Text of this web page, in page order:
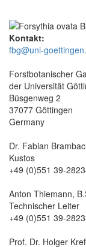
Kontakt:
fbg@uni-
Forstbotanischer
der Universität
Büsgenweg 2
37077 Göttingen
Germany
Dr. Fabian
Kustos
+49 (0)551 39-
Anton Thiemann,
Technischer Leiter
+49 (0)551 39-
Prof. Dr. Holger